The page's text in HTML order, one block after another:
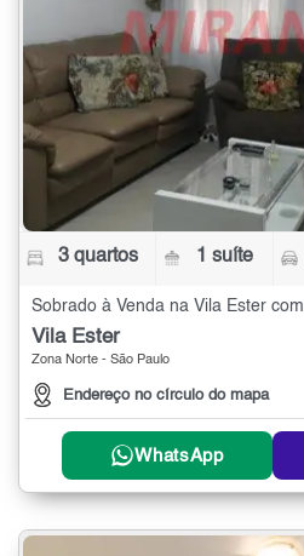
3 quartos 1 suíte
Sobrado à Venda na Vila Ester
Vila Ester
Zona Norte - São Paulo
Endereço no círculo do mapa
WhatsApp